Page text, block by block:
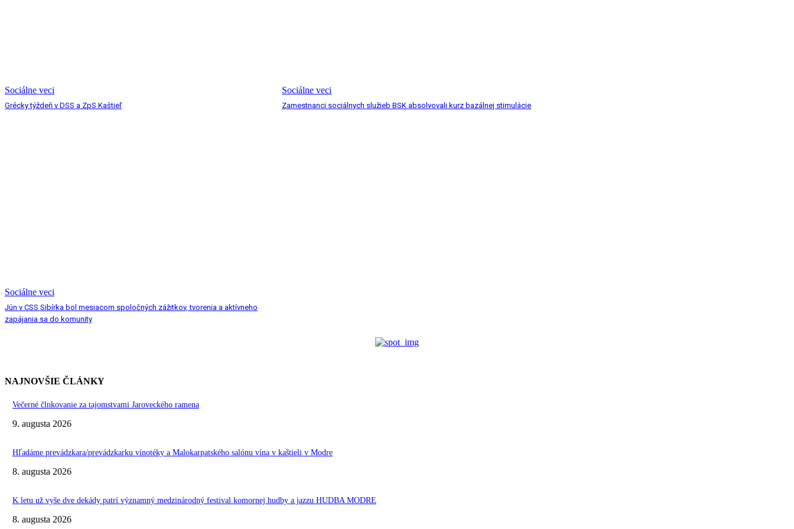
Sociálne veci
Grécky týždeň v DSS a ZpS Kaštieľ
Sociálne veci
Zamestnanci sociálnych služieb BSK absolvovali kurz bazálnej stimulácie
Sociálne veci
Jún v CSS Sibírka bol mesiacom spoločných zážitkov, tvorenia a aktívneho
zapájania sa do komunity
NAJNOVŠIE ČLÁNKY
Večerné člnkovanie za tajomstvami Jaroveckého ramena
9. augusta 2026
Hľadáme prevádzkara/prevádzkarku vínotéky a Malokarpatského salónu vína v kaštieli v Modre
8. augusta 2026
K letu už vyše dve dekády patrí významný medzinárodný festival komornej hudby a jazzu HUDBA MODRE
8. augusta 2026